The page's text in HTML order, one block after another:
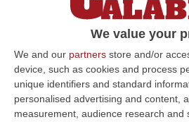
We value your
We and our partners store and/or
device, such as cookies and process
unique identifiers and standard
personalised advertising and content,
measurement, audience research and
COSENZA
Nella giornata
Casa Circondariale di
Carabinieri del Comando
Cosenza hanno eseguito
custodia cautelare in
presso il Tribunale di